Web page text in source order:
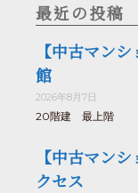
最近の投稿
【中古マン
館
2026年8月7日
20階建 最上階
【中古マン
クセス